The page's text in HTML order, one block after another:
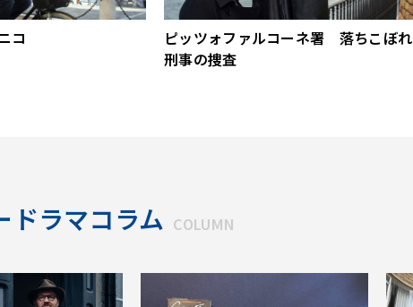
コ
ピッツォファルコーネ署 落ちこぼれ
刑事の捜査
ドラマコラム COLUMN